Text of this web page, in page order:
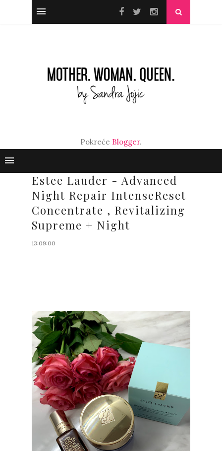
Pokreće Blogger.
Estee Lauder - Advanced
Night Repair IntenseReset
Concentrate , Revitalizing
Supreme + Night
13:09:00